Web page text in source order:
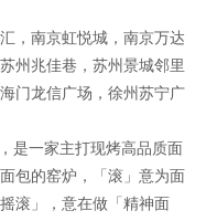
南京虹悦城，南京万达
州兆佳巷，苏州景城邻里
门龙信广场，徐州苏宁广
一家主打现烤高品质面
包的窑炉，「滚」意为面
滚」，意在做「精神面